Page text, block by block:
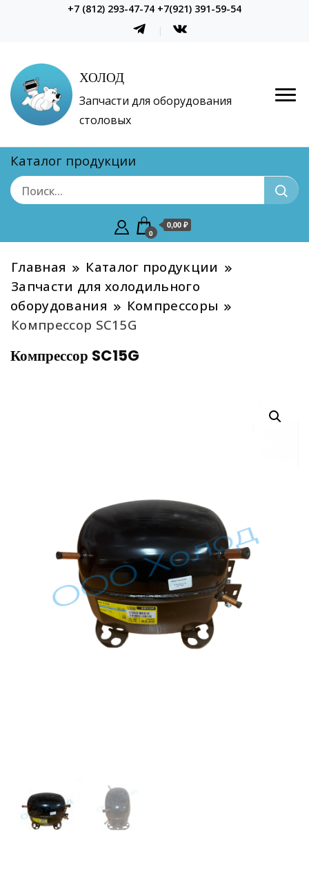
+7 (812) 293-47-74 +7(921) 391-59-54
ХОЛОД
Запчасти для оборудования
столовых
Каталог продукции
0
0,00 ₽
Главная
Каталог продукции
Запчасти для холодильного
оборудования
Компрессоры
Компрессор SC15G
Компрессор SC15G